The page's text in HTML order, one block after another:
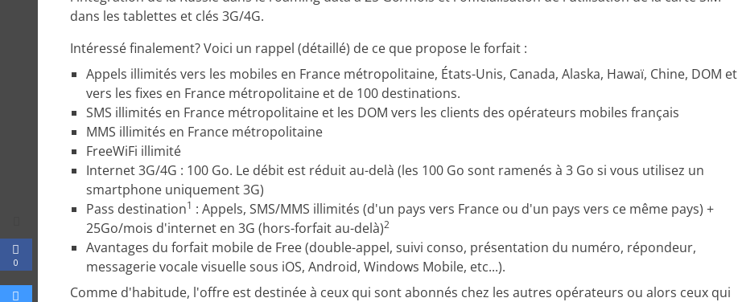
dans les tablettes et clés 3G/4G.
Intéressé finalement? Voici un rappel (détaillé) de ce que propose le forfait :
Appels illimités vers les mobiles en France métropolitaine, États-Unis, Canada, Alaska, Hawaï, Chine, DOM et
vers les fixes en France métropolitaine et de 100 destinations.
SMS illimités en France métropolitaine et les DOM vers les clients des opérateurs mobiles français
MMS illimités en France métropolitaine
FreeWiFi illimité
Internet 3G/4G : 100 Go. Le débit est réduit au-delà (les 100 Go sont ramenés à 3 Go si vous utilisez un
smartphone uniquement 3G)
Pass destination1 : Appels, SMS/MMS illimités (d'un pays vers France ou d'un pays vers ce même pays) +
25Go/mois d'internet en 3G (hors-forfait au-delà)2
Avantages du forfait mobile de Free (double-appel, suivi conso, présentation du numéro, répondeur,
messagerie vocale visuelle sous iOS, Android, Windows Mobile, etc...).
Comme d'habitude, l'offre est destinée à ceux qui sont abonnés chez les autres opérateurs ou alors ceux qui
0